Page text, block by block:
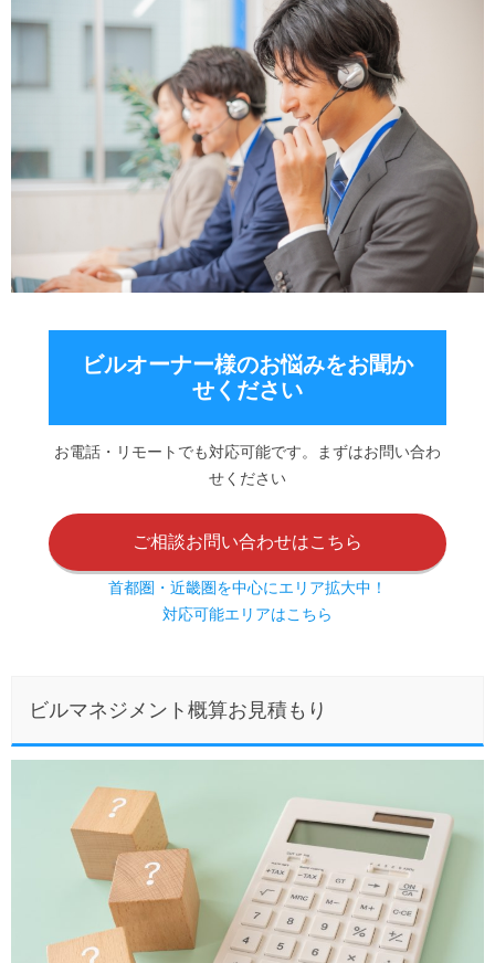
ビルオーナー様のお悩みをお聞か
せください
お電話・リモートでも対応可能です。まずはお問い合わ
せください
ご相談お問い合わせはこちら
首都圏・近畿圏を中心にエリア拡大中！
対応可能エリアはこちら
ビルマネジメント概算お見積もり